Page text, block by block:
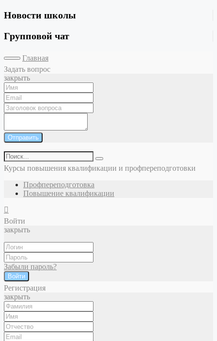
Новости школы
Групповой чат
Главная
Задать вопрос
закрыть
Отправить
Курсы повышения квалификации и профпереподготовки
Профпереподготовка
Повышение квалификации
Войти
закрыть
Забыли пароль?
Войти
Регистрация
закрыть